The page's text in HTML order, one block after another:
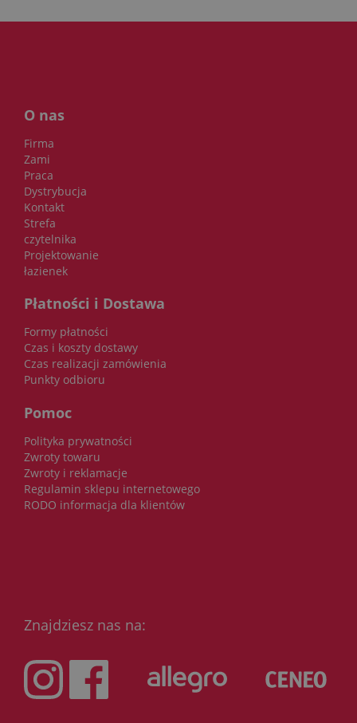
O nas
Firma
Zami
Praca
Dystrybucja
Kontakt
Strefa
czytelnika
Projektowanie
łazienek
Płatności i Dostawa
Formy płatności
Czas i koszty dostawy
Czas realizacji zamówienia
Punkty odbioru
Pomoc
Polityka prywatności
Zwroty towaru
Zwroty i reklamacje
Regulamin sklepu internetowego
RODO informacja dla klientów
Znajdziesz nas na: